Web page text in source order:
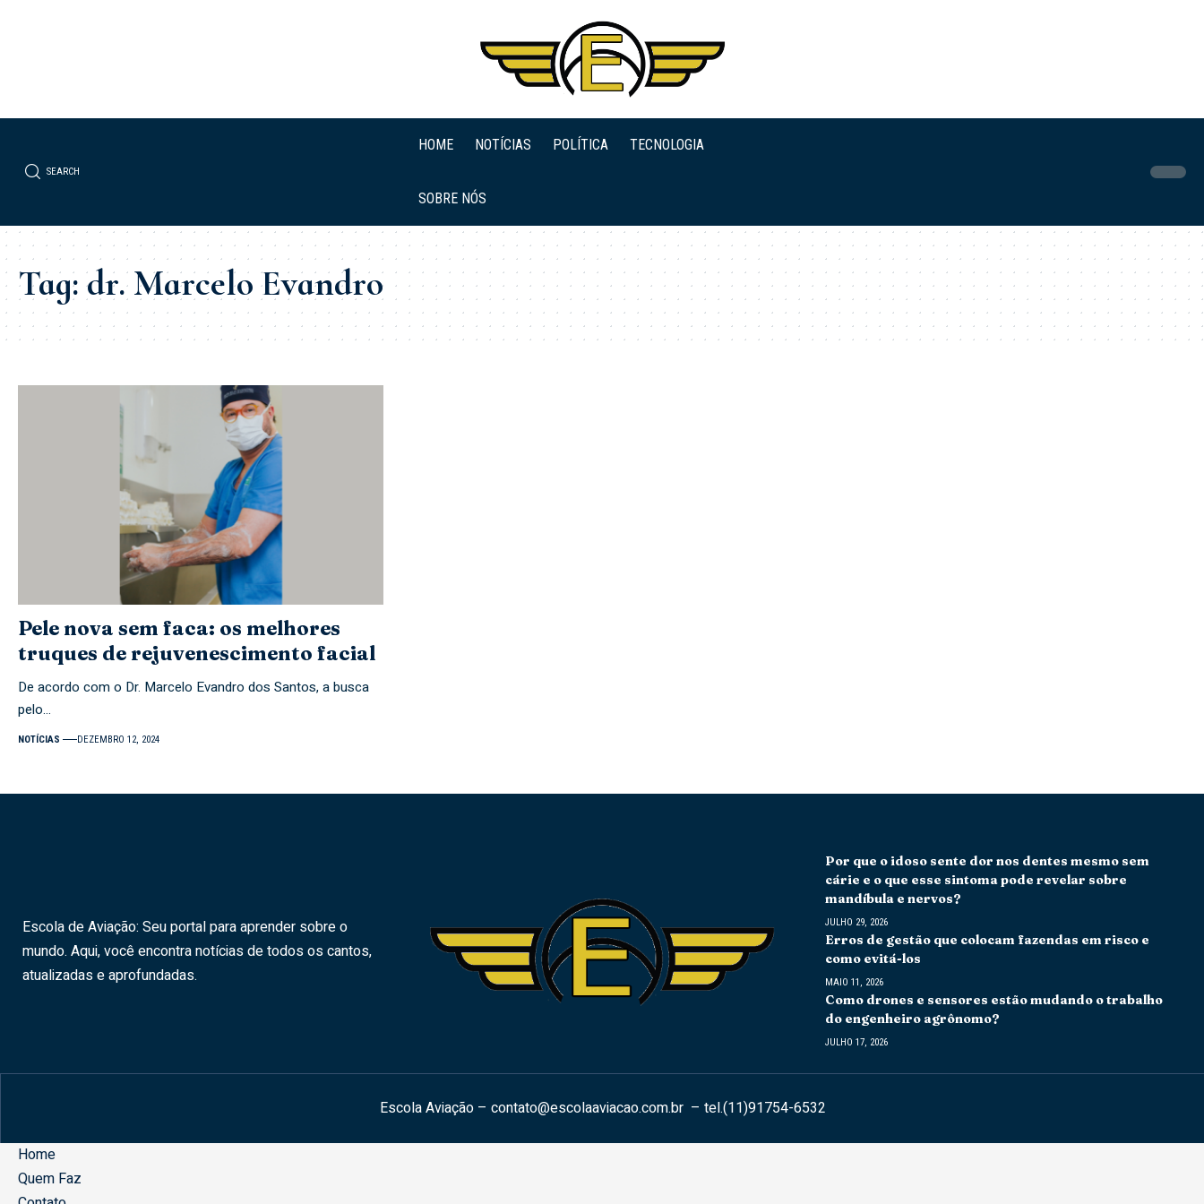
SEARCH
HOME NOTÍCIAS POLÍTICA TECNOLOGIA
SOBRE NÓS
Tag:dr. Marcelo Evandro
Pele nova sem faca: os melhores
truques de rejuvenescimento facial
De acordo com o Dr. Marcelo Evandro dos Santos, a busca
pelo…
NOTÍCIAS DEZEMBRO 12, 2024
Escola de Aviação: Seu portal para aprender sobre o
mundo. Aqui, você encontra notícias de todos os cantos,
atualizadas e aprofundadas.
Por que o idoso sente dor nos dentes mesmo sem
cárie e o que esse sintoma pode revelar sobre
mandíbula e nervos?
JULHO 29, 2026
Erros de gestão que colocam fazendas em risco e
como evitá-los
MAIO 11, 2026
Como drones e sensores estão mudando o trabalho
do engenheiro agrônomo?
JULHO 17, 2026
Escola Aviação – contato@escolaaviacao.com.br– tel.(11)91754-6532
Home
Quem Faz